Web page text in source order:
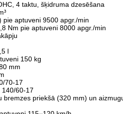
4 taktu, šķidruma dzesēšana
pie aptuveni 9500 apgr./min
Nm pie aptuveni 8000 apgr./min
l
150 kg
mm
70-17
140/60-17
bremzes priekšā (320 mm) un